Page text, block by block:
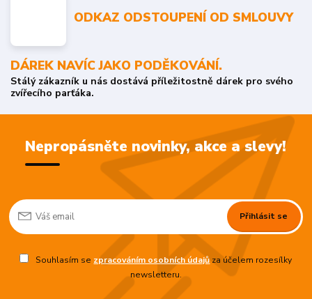
ODKAZ ODSTOUPENÍ OD SMLOUVY
DÁREK NAVÍC JAKO PODĚKOVÁNÍ.
Stálý zákazník u nás dostává příležitostně dárek pro svého
zvířecího parťáka.
Nepropásněte novinky, akce a slevy!
Přihlásit se
Souhlasím se zpracováním osobních údajůza účelem rozesílky
newsletteru.